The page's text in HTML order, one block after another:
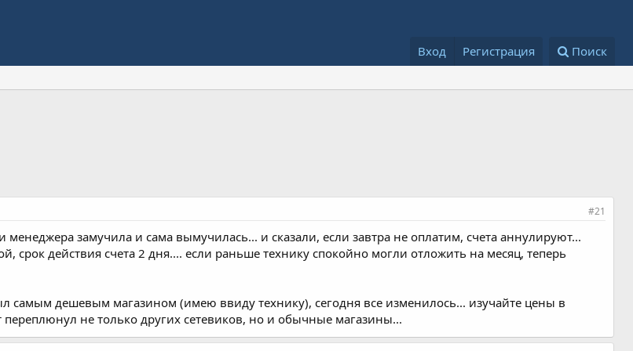
Вход Регистрация Поиск
#21
менеджера замучила и сама вымучилась... и сказали, если завтра не оплатим, счета аннулируют...
действия счета 2 дня.... если раньше технику спокойно могли отложить на месяц, теперь
самым дешевым магазином (имею ввиду технику), сегодня все изменилось... изучайте цены в
не только других сетевиков, но и обычные магазины...